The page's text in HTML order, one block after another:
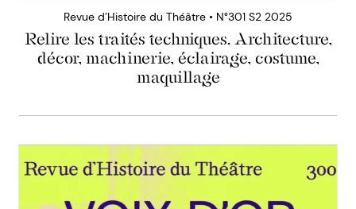
Revue d’Histoire du Théâtre • N°301 S2 2025
Relire les traités techniques. Architecture,
décor, machinerie, éclairage, costume,
maquillage